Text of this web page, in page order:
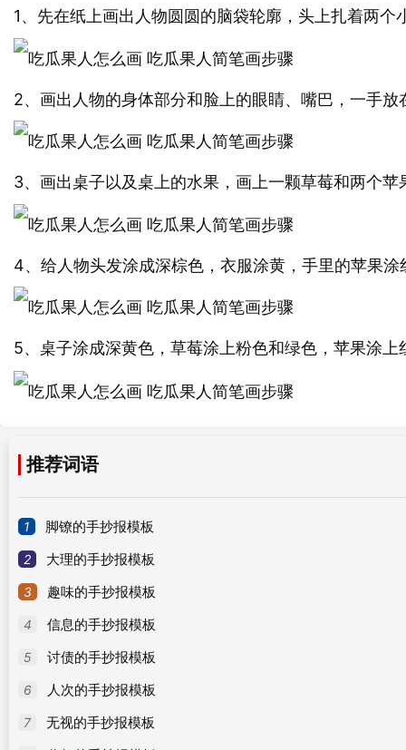
1、先在纸上画出人物圆圆的脑袋轮廓，头上扎着两个
2、画出人物的身体部分和脸上的眼睛、嘴巴，一手
3、画出桌子以及桌上的水果，画上一颗草莓和两个苹
4、给人物头发涂成深棕色，衣服涂黄，手里的苹果涂
5、桌子涂成深黄色，草莓涂上粉色和绿色，苹果涂上
推荐词语
1 脚镣的手抄报模板
2 大理的手抄报模板
3 趣味的手抄报模板
4 信息的手抄报模板
5 讨债的手抄报模板
6 人次的手抄报模板
7 无视的手抄报模板